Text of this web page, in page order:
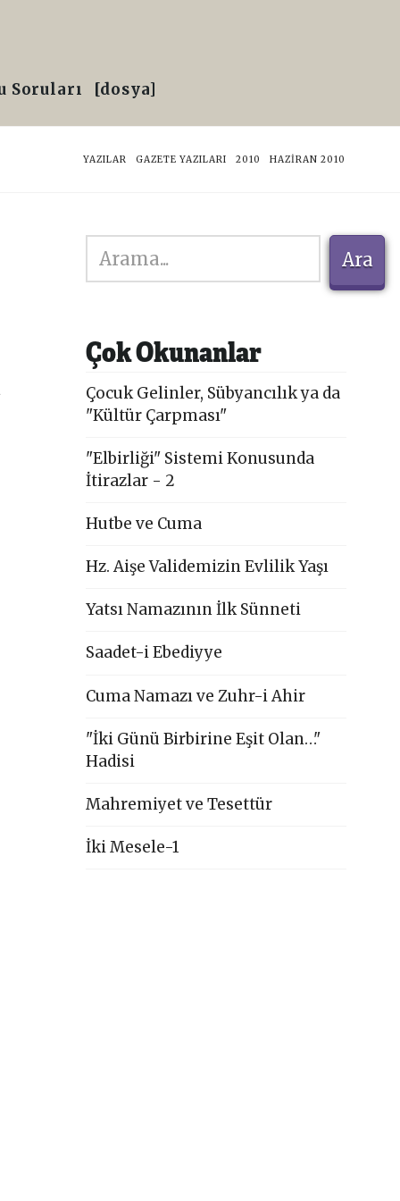
Soruları [dosya]
HOME
YAZILAR GAZETE YAZILARI 2010 HAZIRAN 2010
Ara
Ara
Çok Okunanlar
Çocuk Gelinler, Sübyancılık ya da
"Kültür Çarpması"
"Elbirliği" Sistemi Konusunda
İtirazlar - 2
Hutbe ve Cuma
Hz. Aişe Validemizin Evlilik Yaşı
Yatsı Namazının İlk Sünneti
Saadet-i Ebediyye
Cuma Namazı ve Zuhr-i Ahir
"İki Günü Birbirine Eşit Olan…"
Hadisi
Mahremiyet ve Tesettür
İki Mesele-1